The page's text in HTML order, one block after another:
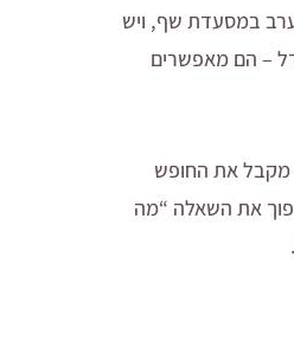
ערב במסעדת שף, ויש
– הם מאפשרים
מקבל את החופש
את השאלה “מה